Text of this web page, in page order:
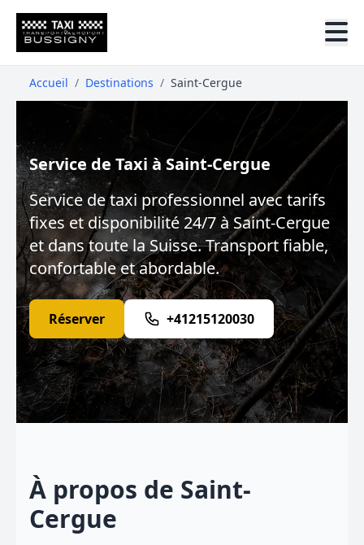
Accueil / Destinations / Saint-Cergue
Service de Taxi à Saint-Cergue
Service de taxi professionnel avec tarifs
fixes et disponibilité 24/7 à Saint-Cergue
et dans toute la Suisse. Transport fiable,
confortable et abordable.
Réserver +41215120030
À propos de Saint-
Cergue